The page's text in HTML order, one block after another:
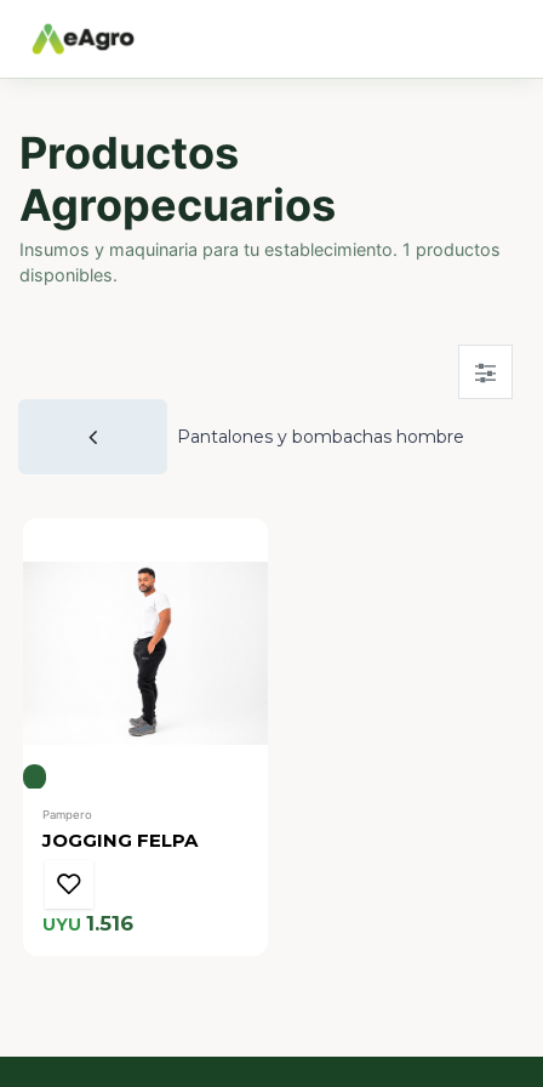
Productos
Agropecuarios
Insumos y maquinaria para tu establecimiento. 1 productos
disponibles.
Pantalones y bombachas hombre
Pampero
JOGGING FELPA
UYU 1.516